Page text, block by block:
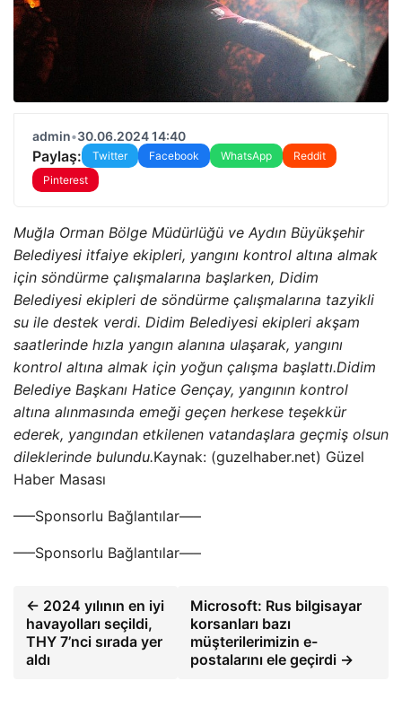
admin•30.06.2024 14:40
Paylaş: Twitter Facebook WhatsApp
Reddit
Pinterest
Muğla Orman Bölge Müdürlüğü ve Aydın Büyükşehir
Belediyesi itfaiye ekipleri, yangını kontrol altına almak
için söndürme çalışmalarına başlarken, Didim
Belediyesi ekipleri de söndürme çalışmalarına tazyikli
su ile destek verdi. Didim Belediyesi ekipleri akşam
saatlerinde hızla yangın alanına ulaşarak, yangını
kontrol altına almak için yoğun çalışma başlattı.Didim
Belediye Başkanı Hatice Gençay, yangının kontrol
altına alınmasında emeği geçen herkese teşekkür
ederek, yangından etkilenen vatandaşlara geçmiş olsun
dileklerinde bulundu.Kaynak: (guzelhaber.net) Güzel
Haber Masası
—–Sponsorlu Bağlantılar—–
—–Sponsorlu Bağlantılar—–
← 2024 yılının en iyi
havayolları seçildi,
THY 7’nci sırada yer
aldı
Microsoft: Rus bilgisayar
korsanları bazı
müşterilerimizin e-
postalarını ele geçirdi →